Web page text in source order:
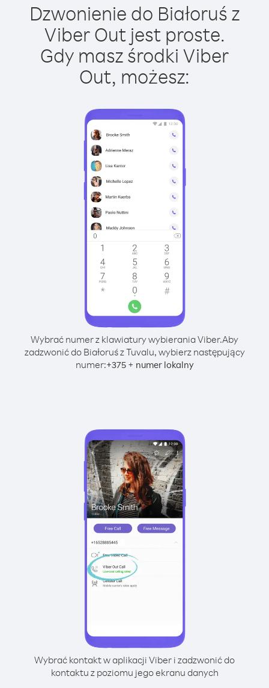
Dzwonienie do Białoruś z
Viber Out jest proste.
Gdy masz środki Viber
Out, możesz:
Wybrać numer z klawiatury wybierania Viber.Aby
zadzwonić do Białoruś z Tuvalu, wybierz następujący
numer:+375+ numer lokalny
Wybrać kontakt w aplikacji Viber i zadzwonić do
kontaktu z poziomu jego ekranu danych